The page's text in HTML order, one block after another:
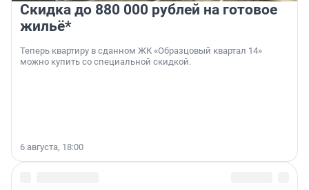
Скидка до 880 000 рублей на готовое
жильё*
Теперь квартиру в сданном ЖК «Образцовый квартал 14»
можно купить со специальной скидкой.
6 августа, 18:00